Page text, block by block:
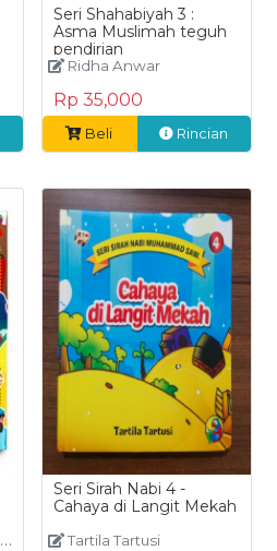
Seri Shahabiyah 3 :
Asma Muslimah teguh
pendirian
Ridha Anwar
Rp 35,000
Beli Rincian
Seri Sirah Nabi 4 -
Cahaya di Langit Mekah
Tartila Tartusi